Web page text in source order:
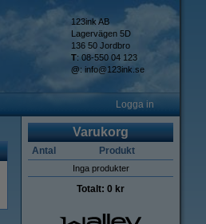
123ink AB
Lagervägen 5D
136 50 Jordbro
T: 08-550 04 123
@: info@123ink.se
Logga in
Varukorg
Antal Produkt
Inga produkter
Totalt: 0 kr